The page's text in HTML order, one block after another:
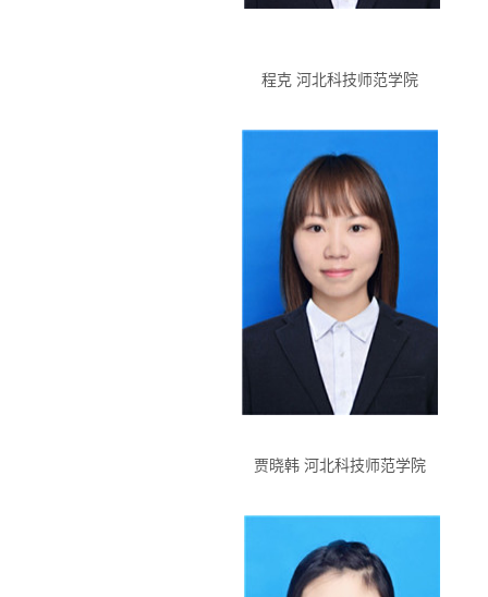
程克 河北科技师范学院
贾晓韩 河北科技师范学院